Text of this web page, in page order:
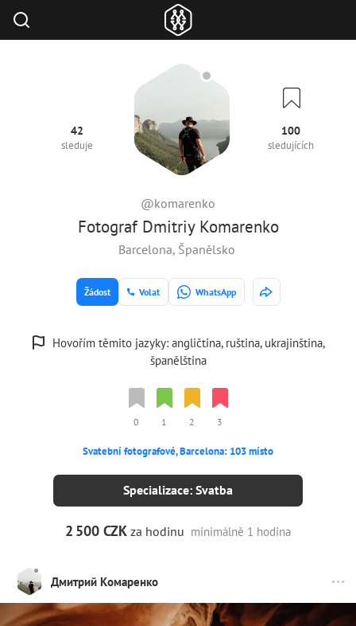
Fotograf Dmitriy Komarenko
@komarenko
42
sleduje
100
sledujících
Barcelona, Španělsko
Žádost Volat WhatsApp
Hovořím těmito jazyky: angličtina, ruština, ukrajinština,
španělština
0 1 2 3
Svatební fotografové, Barcelona: 103 místo
Specializace: Svatba
2 500 CZK za hodinu minimálně 1 hodina
Дмитрий Комаренко